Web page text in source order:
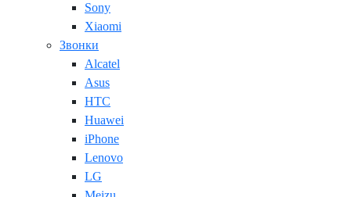
Sony
Xiaomi
Звонки
Alcatel
Asus
HTC
Huawei
iPhone
Lenovo
LG